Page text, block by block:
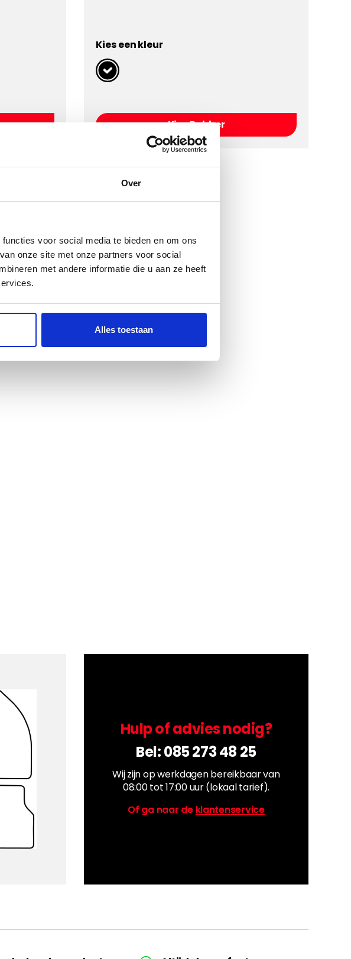
Over
voor social media te bieden en om ons
onze site met onze partners voor social
met andere informatie die u aan ze heeft
Alles toestaan
Kies een kleur
Kies Rubber
Hulp of advies nodig?
Bel:085 273 48 25
Wij zijn op werkdagen bereikbaar van
08:00 tot 17:00 uur (lokaal tarief).
Of ga naar de klantenservice